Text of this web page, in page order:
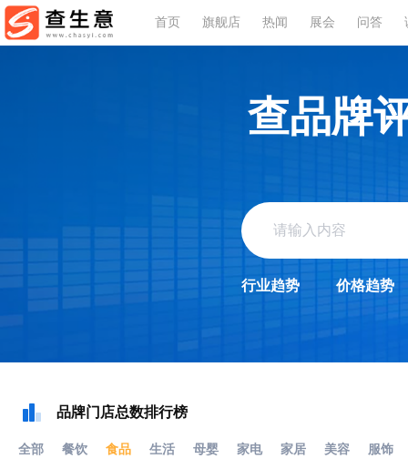
首页 旗舰店 热闻 展会 问答
查品牌
行业趋势 价格趋势
品牌门店总数排行榜
全部 餐饮 食品 生活 母婴 家电 家居 美容 服饰